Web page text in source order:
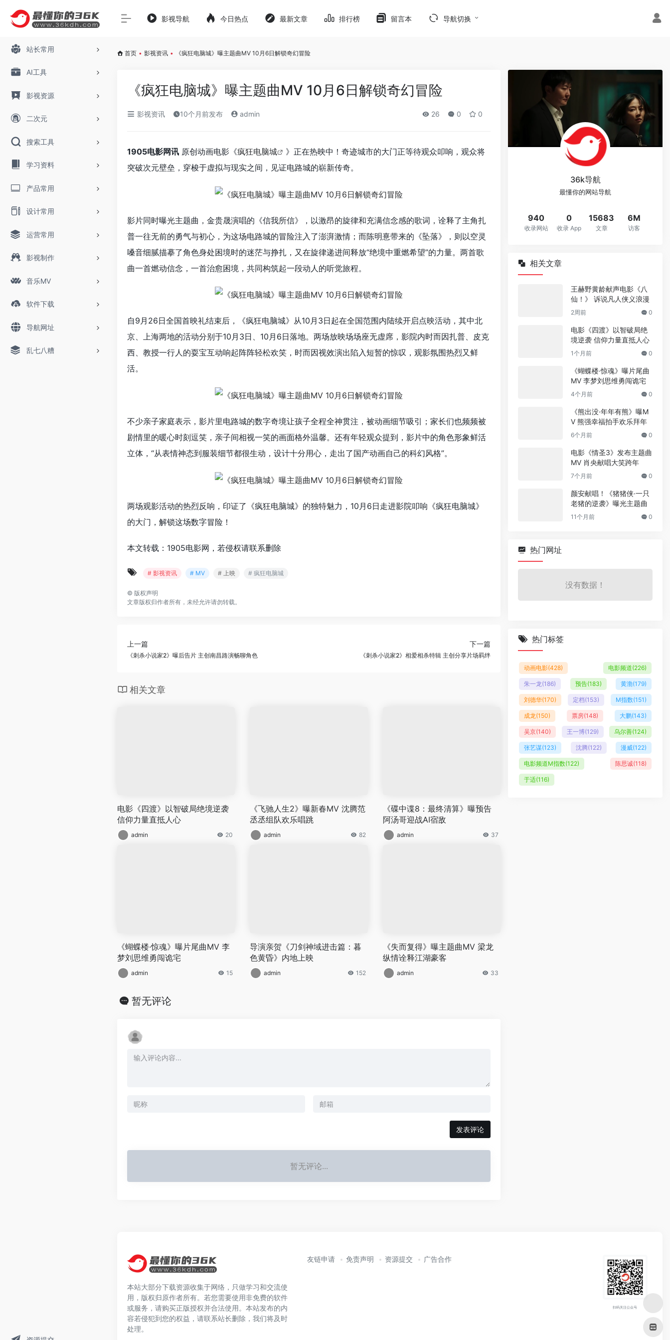
站长常用
AI工具
影视资源
二次元
搜索工具
学习资料
产品常用
设计常用
运营常用
影视制作
音乐MV
软件下载
导航网址
乱七八糟
影视导航 今日热点 最新文章 排行榜 留言本 导航切换
首页 • 影视资讯 • 《疯狂电脑城》曝主题曲MV 10月6日解锁奇幻冒险
《疯狂电脑城》曝主题曲MV 10月6日解锁奇幻冒险
影视资讯 10个月前发布 admin 26 0 0
1905电影网讯 原创动画电影《疯狂电脑城 》正在热映中！ 奇迹城市的大门正等待观众叩响，观众将
突破次元壁垒，穿梭于虚拟与现实之间，见证电路城的崭新传奇。
影片同时曝光主题曲，金贵晟演唱的《信我所信》，以激昂的旋律和充满信念感的歌词，诠释了主角扎
普一往无前的勇气与初心，为这场电路城的冒险注入了澎湃激情；而陈明憙带来的《坠落》，则以空灵
嗓音细腻描摹了角色身处困境时的迷茫与挣扎，又在旋律递进间释放“绝境中重燃希望”的力量。两首歌
曲一首燃动信念，一首治愈困境，共同构筑起一段动人的听觉旅程。
自9月26日全国首映礼结束后，《疯狂电脑城》从10月3日起在全国范围内陆续开启点映活动，其中北
京、上海两地的活动分别于10月3日、10月6日落地。两场放映场场座无虚席，影院内时而因扎普、皮克
西、教授一行人的耍宝互动响起阵阵轻松欢笑，时而因视效演出陷入短暂的惊叹，观影氛围热烈又鲜
活。
不少亲子家庭表示，影片里电路城的数字奇境让孩子全程全神贯注，被动画细节吸引；家长们也频频被
剧情里的暖心时刻逗笑，亲子间相视一笑的画面格外温馨。还有年轻观众提到，影片中的角色形象鲜活
立体，“从表情神态到服装细节都很生动，设计十分用心，走出了国产动画自己的科幻风格”。
两场观影活动的热烈反响，印证了《疯狂电脑城》的独特魅力， 10月6日走进影院叩响《疯狂电脑城》
的大门， 解锁这场数字冒险！
本文转载：1905电影网，若侵权请联系删除
# 影视资讯 # MV # 上映 # 疯狂电脑城
© 版权声明
文章版权归作者所有，未经允许请勿转载。
上一篇
《刺杀小说家2》曝后告片 主创南昌路演畅聊角色
下一篇
《刺杀小说家2》相爱相杀特辑 主创分享片场羁绊
相关文章
电影《四渡》以智破局绝境逆袭
信仰力量直抵人心
admin 20
《飞驰人生2》曝新春MV 沈腾范
丞丞组队欢乐唱跳
admin 82
《碟中谍8：最终清算》曝预告
阿汤哥迎战AI宿敌
admin 37
《蝴蝶楼·惊魂》曝片尾曲MV 李
梦刘思维勇闯诡宅
admin 15
导演亲贺《刀剑神域进击篇：暮
色黄昏》内地上映
admin 152
《失而复得》曝主题曲MV 梁龙
纵情诠释江湖豪客
admin 33
暂无评论
发表评论
暂无评论...
36k导航
最懂你的网站导航
940
收录网站
0
收录 App
15683
文章
6M
访客
相关文章
王赫野黄龄献声电影《八
仙！》 诉说凡人侠义浪漫
2周前 0
电影《四渡》以智破局绝
境逆袭 信仰力量直抵人心
1个月前 0
《蝴蝶楼·惊魂》曝片尾曲
MV 李梦刘思维勇闯诡宅
4个月前 0
《熊出没·年年有熊》曝M
V 熊强幸福拍手欢乐拜年
6个月前 0
电影《情圣3》发布主题曲
MV 肖央献唱大笑跨年
7个月前 0
颜安献唱！《猪猪侠·一只
老猪的逆袭》曝光主题曲
11个月前 0
热门网址
没有数据！
热门标签
动画电影(428) 电影频道(226)
朱一龙(186) 预告(183) 黄渤(179)
刘德华(170) 定档(153) M指数(151)
成龙(150) 票房(148) 大鹏(143)
吴京(140) 王一博(129) 乌尔善(124)
张艺谋(123) 沈腾(122) 漫威(122)
电影频道M指数(122) 陈思诚(118)
于适(116)
本站大部分下载资源收集于网络，只做学习和交流使
用，版权归原作者所有。若您需要使用非免费的软件
或服务，请购买正版授权并合法使用。本站发布的内
容若侵犯到您的权益，请联系站长删除，我们将及时
处理。
友链申请 免责声明 资源提交 广告合作
扫码关注公众号